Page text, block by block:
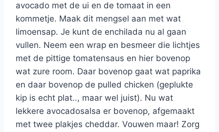
avocado met de ui en de tomaat in een
kommetje. Maak dit mengsel aan met wat
limoensap. Je kunt de enchilada nu al gaan
vullen. Neem een wrap en besmeer die lichtjes
met de pittige tomatensaus en hier bovenop
wat zure room. Daar bovenop gaat wat paprika
en daar bovenop de pulled chicken (geplukte
kip is echt plat.., maar wel juist). Nu wat
lekkere avocadosalsa er bovenop, afgemaakt
met twee plakjes cheddar. Vouwen maar! Zorg